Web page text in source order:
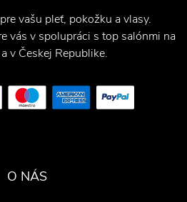
vašu pleť, pokožku a vlasy.
vás v spolupráci s top salónmi na
v Českej Republike.
O NÁS